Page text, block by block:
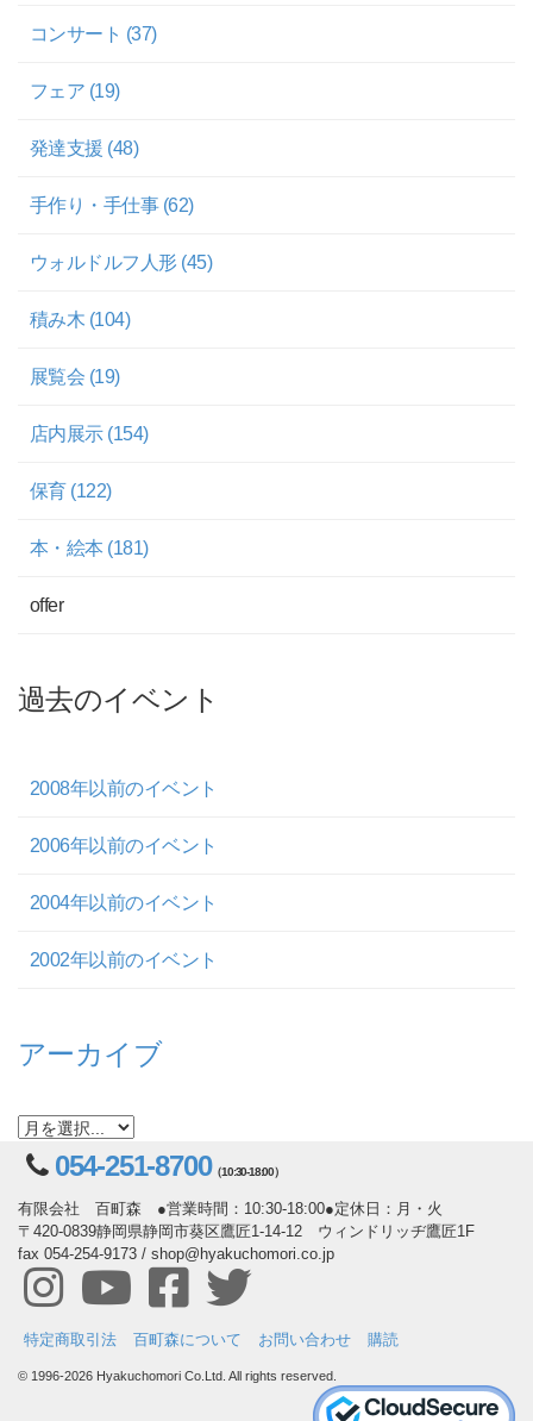
コンサート (37)
フェア (19)
発達支援 (48)
手作り・手仕事 (62)
ウォルドルフ人形 (45)
積み木 (104)
展覧会 (19)
店内展示 (154)
保育 (122)
本・絵本 (181)
offer
過去のイベント
2008年以前のイベント
2006年以前のイベント
2004年以前のイベント
2002年以前のイベント
アーカイブ
054-251-8700（10:30-18:00）
有限会社 百町森 ●営業時間：10:30-18:00●定休日：月・火
〒420-0839静岡県静岡市葵区鷹匠1-14-12 ウィンドリッヂ鷹匠1F
fax 054-254-9173 / shop@hyakuchomori.co.jp
特定商取引法 百町森について お問い合わせ 購読
© 1996-2026 Hyakuchomori Co.Ltd. All rights reserved.